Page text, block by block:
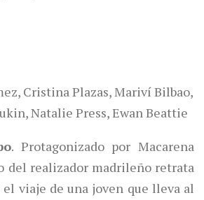
Cristina Plazas, Mariví Bilbao,
Natalie Press, Ewan Beattie
. Protagonizado por Macarena
del realizador madrileño retrata
el viaje de una joven que lleva al